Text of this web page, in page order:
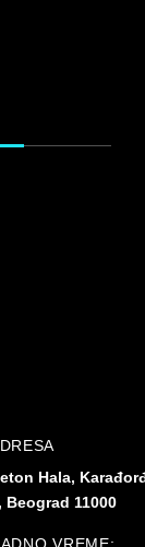
Hala,
Beograd 11000